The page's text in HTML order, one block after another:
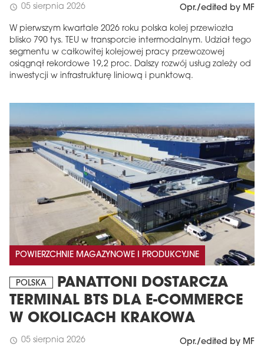
schedule 05 sierpnia 2026 Opr./edited by MF
W pierwszym kwartale 2026 roku polska kolej przewiozła
blisko 790 tys. TEU w transporcie intermodalnym. Udział tego
segmentu w całkowitej kolejowej pracy przewozowej
osiągnął rekordowe 19,2 proc. Dalszy rozwój usług zależy od
inwestycji w infrastrukturę liniową i punktową.
POWIERZCHNIE MAGAZYNOWE I PRODUKCYJNE
POLSKA
PANATTONI DOSTARCZA
TERMINAL BTS DLA E-COMMERCE
W OKOLICACH KRAKOWA
schedule 05 sierpnia 2026 Opr./edited by MF